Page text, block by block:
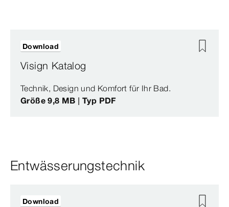
Visign Katalog
Technik, Design und Komfort für Ihr Bad.
Größe 9,8 MB | Typ PDF
Download
Entwässerungstechnik
Download